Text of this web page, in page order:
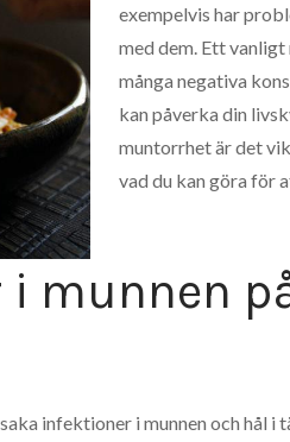
exempelvis har
med dem. Ett
många negativa
kan påverka din
muntorrhet är det
vad du kan göra för
munnen
infektioner i munnen och hål i